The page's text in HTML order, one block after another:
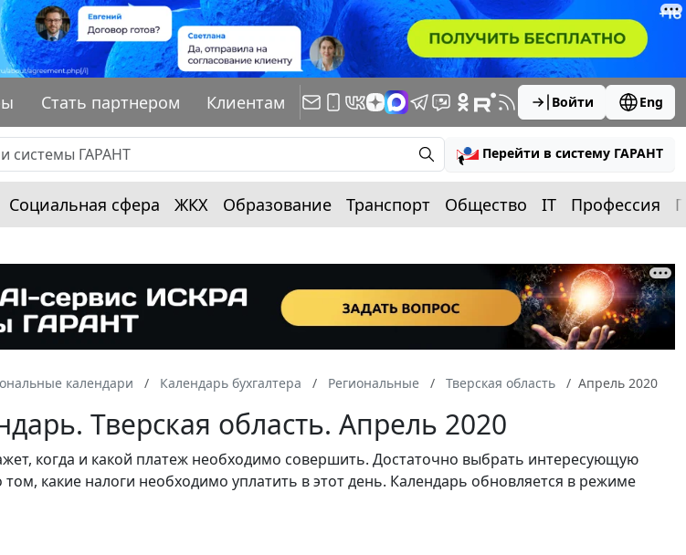
Стать партнером Клиентам Войти Eng
Перейти в систему ГАРАНТ
Социальная сфера ЖКХ Образование Транспорт Общество IT Профессия
календари Календарь бухгалтера Региональные Тверская область Апрель 2020
Тверская область. Апрель 2020
когда и какой платеж необходимо совершить. Достаточно выбрать интересующую
какие налоги необходимо уплатить в этот день. Календарь обновляется в режиме